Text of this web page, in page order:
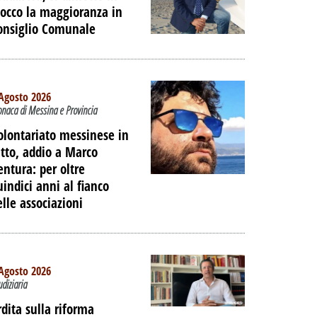
-
LE
la maggioranza in
Comunale
2026
di Messina e Provincia
messinese in
addio a Marco
per oltre
anni al fianco
associazioni
2026
sulla riforma